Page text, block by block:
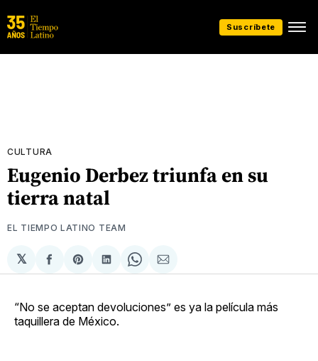
Suscríbete
CULTURA
Eugenio Derbez triunfa en su
tierra natal
EL TIEMPO LATINO TEAM
𝕏
Compartir
en
Share
on
Compartir
en
Share
on
Compartir
via
“No se aceptan devoluciones” es ya la película más
taquillera de México.